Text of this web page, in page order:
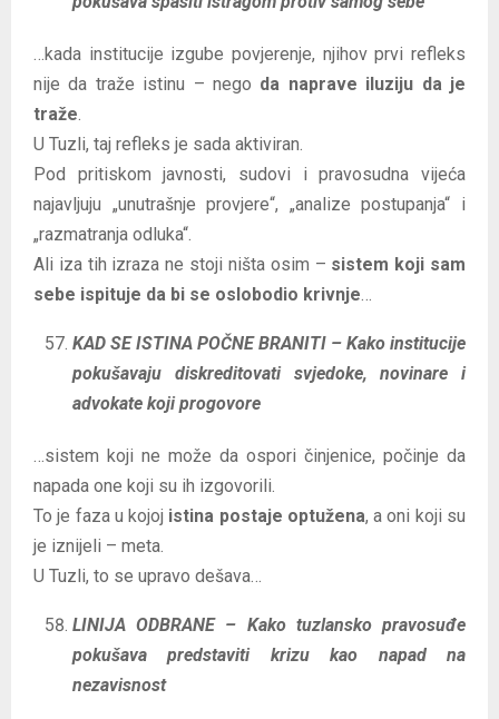
…kada institucije izgube povjerenje, njihov prvi refleks
nije da traže istinu – nego da naprave iluziju da je
traže.
U Tuzli, taj refleks je sada aktiviran.
Pod pritiskom javnosti, sudovi i pravosudna vijeća
najavljuju „unutrašnje provjere“, „analize postupanja“ i
„razmatranja odluka“.
Ali iza tih izraza ne stoji ništa osim – sistem koji sam
sebe ispituje da bi se oslobodio krivnje…
KAD SE ISTINA POČNE BRANITI – Kako institucije
pokušavaju diskreditovati svjedoke, novinare i
advokate koji progovore
…sistem koji ne može da ospori činjenice, počinje da
napada one koji su ih izgovorili.
To je faza u kojoj istina postaje optužena, a oni koji su
je iznijeli – meta.
U Tuzli, to se upravo dešava…
LINIJA ODBRANE – Kako tuzlansko pravosuđe
pokušava predstaviti krizu kao napad na
nezavisnost